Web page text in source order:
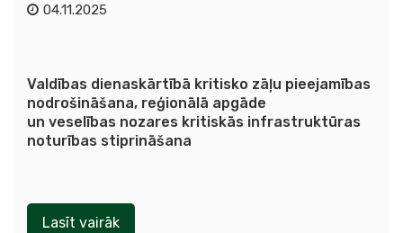
04.11.2025
Valdības dienaskārtībā kritisko zāļu pieejamības
nodrošināšana, reģionālā apgāde
un veselības nozares kritiskās infrastruktūras
noturības stiprināšana
Lasīt vairāk